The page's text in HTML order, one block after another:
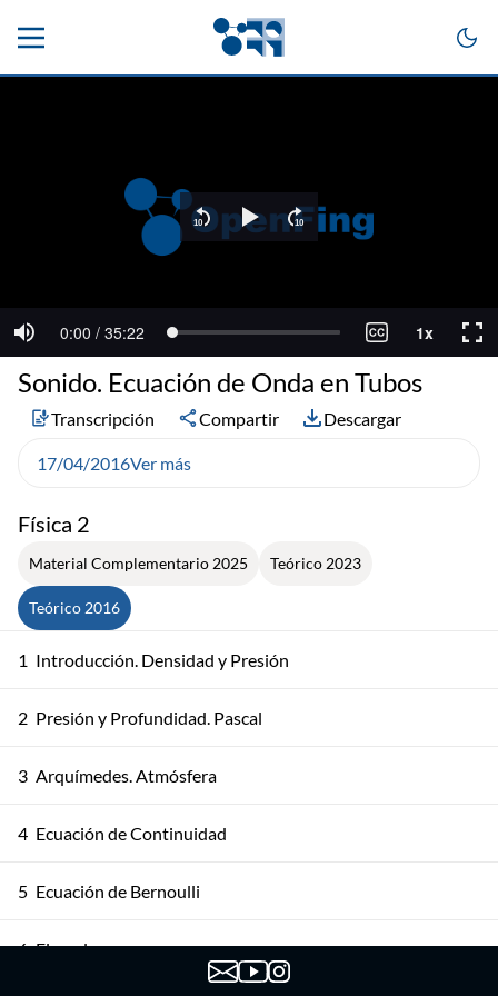
Física 2
Material Complementario 2025 Teórico 2023
Teórico 2016
1 Introducción. Densidad y Presión
2 Presión y Profundidad. Pascal
3 Arquímedes. Atmósfera
4 Ecuación de Continuidad
5 Ecuación de Bernoulli
6 Ejemplos
Sonido. Ecuación de Onda en Tubos
Transcripción Compartir Descargar
17/04/2016Ver más